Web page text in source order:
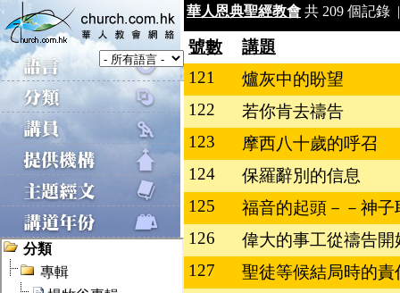
華人恩典聖經教會 共 209 個記錄 |
號數
講題
121
爐灰中的盼望
122
若你肯去禱告
123
摩西八十歲的呼召
124
保羅辭別的信息
125
福音的起頭－－神子
126
偉大的事工從禱告開
127
聖徒等候結局時的責